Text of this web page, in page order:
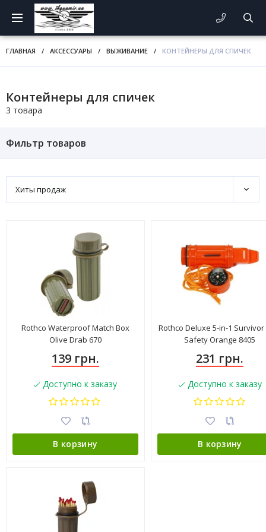
ГЛАВНАЯ / АКСЕССУАРЫ / ВЫЖИВАНИЕ / КОНТЕЙНЕРЫ ДЛЯ СПИЧЕК
Контейнеры для спичек
3 товара
Фильтр товаров
Хиты продаж
Rothco Waterproof Match Box
Olive Drab 670
139 грн.
Доступно к заказу
В корзину
Rothco Deluxe 5-in-1 Survivor
Safety Orange 8405
231 грн.
Доступно к заказу
В корзину